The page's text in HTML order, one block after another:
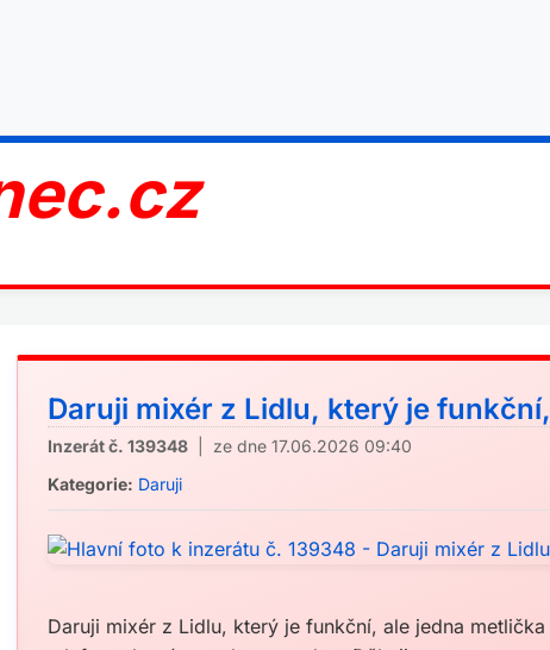
Daruji mixér z Lidlu, který je
Inzerát č. 139348 | ze dne 17.06.2026 09:40
Kategorie: Daruji
Daruji mixér z Lidlu, který je funkční, ale jedna